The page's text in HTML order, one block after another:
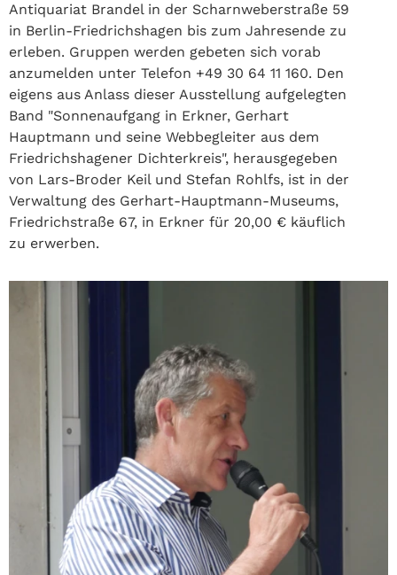
Antiquariat Brandel in der Scharnweberstraße 59
in Berlin-Friedrichshagen bis zum Jahresende zu
erleben. Gruppen werden gebeten sich vorab
anzumelden unter Telefon +49 30 64 11 160. Den
eigens aus Anlass dieser Ausstellung aufgelegten
Band "Sonnenaufgang in Erkner, Gerhart
Hauptmann und seine Webbegleiter aus dem
Friedrichshagener Dichterkreis", herausgegeben
von Lars-Broder Keil und Stefan Rohlfs, ist in der
Verwaltung des Gerhart-Hauptmann-Museums,
Friedrichstraße 67, in Erkner für 20,00 € käuflich
zu erwerben.